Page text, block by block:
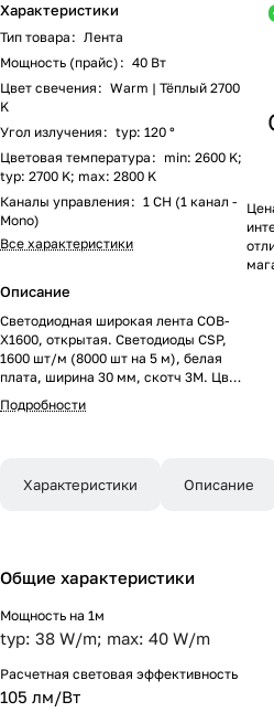
Характеристики
Тип товара : Лента
Мощность (прайс) : 40 Вт
Цвет свечения : Warm | Тёплый 2700
K
Угол излучения : typ: 120 °
Цветовая температура : min: 2600 K;
typ: 2700 K; max: 2800 K
Каналы управления : 1 CH (1 канал -
Mono)
Все характеристики
Описание
Светодиодная широкая лента COB-
X1600, открытая. Светодиоды CSP,
1600 шт/м (8000 шт на 5 м), белая
плата, ширина 30 мм, скотч 3M. Цвет
ТЕПЛЫЙ 2700 K, цветопередача
CRI>90, угол 180°. Питание 24V,
за 1 м.
Подробности
Характеристики Описание
Общие характеристики
Мощность на 1м
typ: 38 W/m; max: 40 W/m
Расчетная световая эффективность
105 лм/Вт